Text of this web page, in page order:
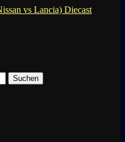
vs Lancia) Diecast